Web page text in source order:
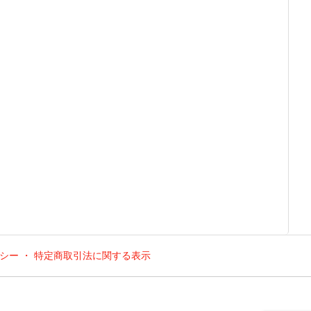
ー ・ 特定商取引法に関する表示